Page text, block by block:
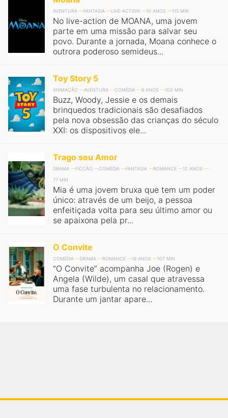
AVENTURA FANTASIA LIVE-ACTION 10 ANOS 115 MIN
No live-action de MOANA, uma jovem
parte em uma missão para salvar seu
povo. Durante a jornada, Moana conhece o
outrora poderoso semideus...
Toy Story 5
ANIMAÇÃO AVENTURA COMÉDIA 6 ANOS 100 MIN
Buzz, Woody, Jessie e os demais
brinquedos tradicionais são desafiados
pela nova obsessão das crianças do século
XXI: os dispositivos ele...
Trago seu Amor
DRAMA FICÇÃO COMÉDIA FANTASIA ROMANCE
12 ANOS
77 MIN
Mia é uma jovem bruxa que tem um poder
único: através de um beijo, a pessoa
enfeitiçada volta para seu último amor ou
se apaixona pela pr...
O Convite
COMÉDIA DRAMA ROMANCE 16 ANOS 107 MIN
“O Convite” acompanha Joe (Rogen) e
Angela (Wilde), um casal que atravessa
uma fase turbulenta no relacionamento.
Durante um jantar apare...